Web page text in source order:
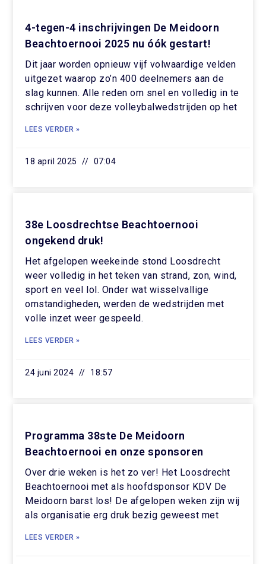
4-tegen-4 inschrijvingen De Meidoorn
Beachtoernooi 2025 nu óók gestart!
Dit jaar worden opnieuw vijf volwaardige velden
uitgezet waarop zo’n 400 deelnemers aan de
slag kunnen. Alle reden om snel en volledig in te
schrijven voor deze volleybalwedstrijden op het
LEES VERDER »
18 april 2025 07:04
38e Loosdrechtse Beachtoernooi
ongekend druk!
Het afgelopen weekeinde stond Loosdrecht
weer volledig in het teken van strand, zon, wind,
sport en veel lol. Onder wat wisselvallige
omstandigheden, werden de wedstrijden met
volle inzet weer gespeeld.
LEES VERDER »
24 juni 2024 18:57
Programma 38ste De Meidoorn
Beachtoernooi en onze sponsoren
Over drie weken is het zo ver! Het Loosdrecht
Beachtoernooi met als hoofdsponsor KDV De
Meidoorn barst los! De afgelopen weken zijn wij
als organisatie erg druk bezig geweest met
LEES VERDER »